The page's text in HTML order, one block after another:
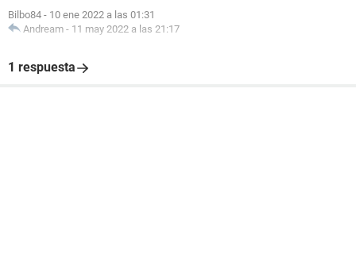
Bilbo84 - 10 ene 2022 a las 01:31
Andream - 11 may 2022 a las 21:17
1 respuesta